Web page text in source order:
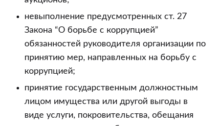
невыполнение предусмотренных ст. 27
Закона “О борьбе с коррупцией”
обязанностей руководителя организации по
принятию мер, направленных на борьбу с
коррупцией;
принятие государственным должностным
лицом имущества или другой выгоды в
виде услуги, покровительства, обещания